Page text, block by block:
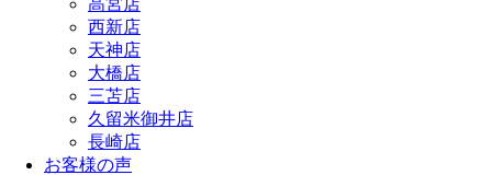
高宮店
西新店
天神店
大橋店
三苫店
久留米御井店
長崎店
お客様の声